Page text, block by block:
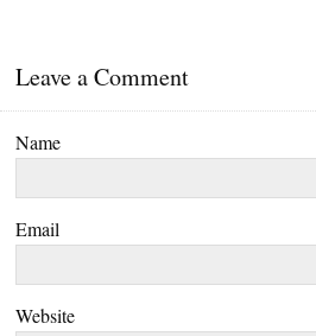
Leave a Comment
Name
Email
Website